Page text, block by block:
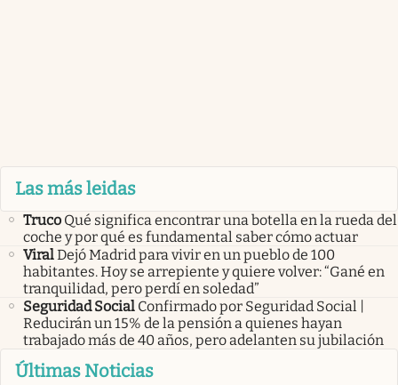
Las más leidas
Truco Qué significa encontrar una botella en la rueda del
coche y por qué es fundamental saber cómo actuar
ViralDejó Madrid para vivir en un pueblo de 100
habitantes. Hoy se arrepiente y quiere volver: “Gané en
tranquilidad, pero perdí en soledad”
Seguridad Social Confirmado por Seguridad Social |
Reducirán un 15% de la pensión a quienes hayan
trabajado más de 40 años, pero adelanten su jubilación
Últimas Noticias